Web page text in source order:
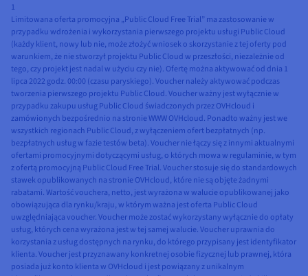
1
Limitowana oferta promocyjna „Public Cloud Free Trial” ma zastosowanie w
przypadku wdrożenia i wykorzystania pierwszego projektu usługi Public Cloud
(każdy klient, nowy lub nie, może złożyć wniosek o skorzystanie z tej oferty pod
warunkiem, że nie stworzył projektu Public Cloud w przeszłości, niezależnie od
tego, czy projekt jest nadal w użyciu czy nie). Ofertę można aktywować od dnia 1
lipca 2022 godz. 00:00 (czasu paryskiego). Voucher należy aktywować podczas
tworzenia pierwszego projektu Public Cloud. Voucher ważny jest wyłącznie w
przypadku zakupu usług Public Cloud świadczonych przez OVHcloud i
zamówionych bezpośrednio na stronie WWW OVHcloud. Ponadto ważny jest we
wszystkich regionach Public Cloud, z wyłączeniem ofert bezpłatnych (np.
bezpłatnych usług w fazie testów beta). Voucher nie łączy się z innymi aktualnymi
ofertami promocyjnymi dotyczącymi usług, o których mowa w regulaminie, w tym
z ofertą promocyjną Public Cloud Free Trial. Voucher stosuje się do standardowych
stawek opublikowanych na stronie OVHcloud, które nie są objęte żadnymi
rabatami. Wartość vouchera, netto, jest wyrażona w walucie opublikowanej jako
obowiązująca dla rynku/kraju, w którym ważna jest oferta Public Cloud
uwzględniająca voucher. Voucher może zostać wykorzystany wyłącznie do opłaty
usług, których cena wyrażona jest w tej samej walucie. Voucher uprawnia do
korzystania z usług dostępnych na rynku, do którego przypisany jest identyfikator
klienta. Voucher jest przyznawany konkretnej osobie fizycznej lub prawnej, która
posiada już konto klienta w OVHcloud i jest powiązany z unikalnym